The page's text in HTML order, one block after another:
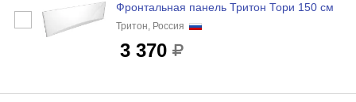
Фронтальная панель Тритон Тори 150 см
Тритон, Россия
3 370